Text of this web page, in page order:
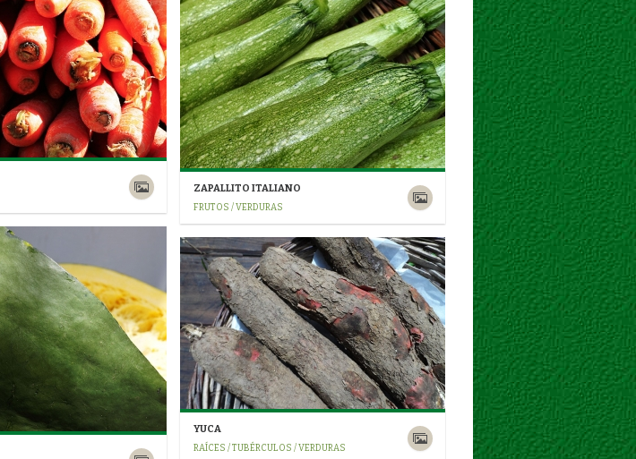
ZAPALLITO ITALIANO
FRUTOS / VERDURAS
YUCA
RAÍCES / TUBÉRCULOS / VERDURAS